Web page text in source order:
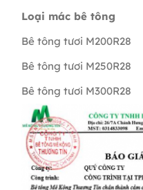
Loại mác bê tông
Bê tông tươi M200R28
Bê tông tươi M250R28
Bê tông tươi M300R28